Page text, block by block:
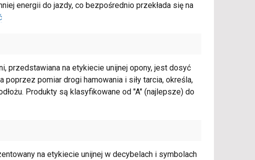
energii do jazdy, co bezpośrednio przekłada się na
przedstawiana na etykiecie unijnej opony, jest dosyć
pomiar drogi hamowania i siły tarcia, określa,
Produkty są klasyfikowane od "A" (najlepsze) do
na etykiecie unijnej w decybelach i symbolach